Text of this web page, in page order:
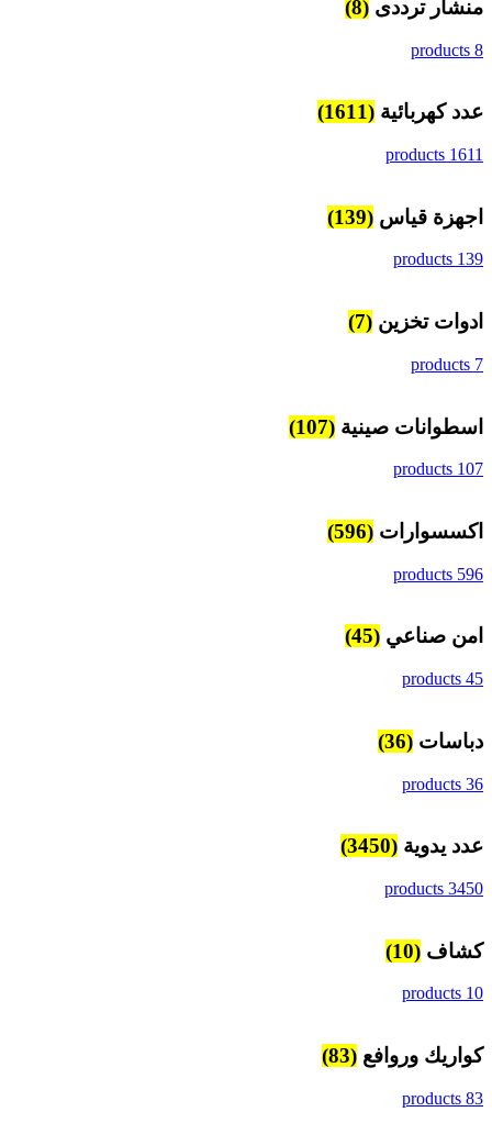
منشار ترددى (8)
8 products
عدد كهربائية (1611)
1611 products
اجهزة قياس (139)
139 products
ادوات تخزين (7)
7 products
اسطوانات صينية (107)
107 products
اكسسوارات (596)
596 products
امن صناعي (45)
45 products
دباسات (36)
36 products
عدد يدوية (3450)
3450 products
كشاف (10)
10 products
كواريك وروافع (83)
83 products